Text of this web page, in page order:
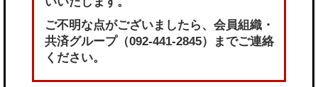
ご不明な点がございましたら、会員組織・
共済グループ（092-441-2845）までご連絡
ください。